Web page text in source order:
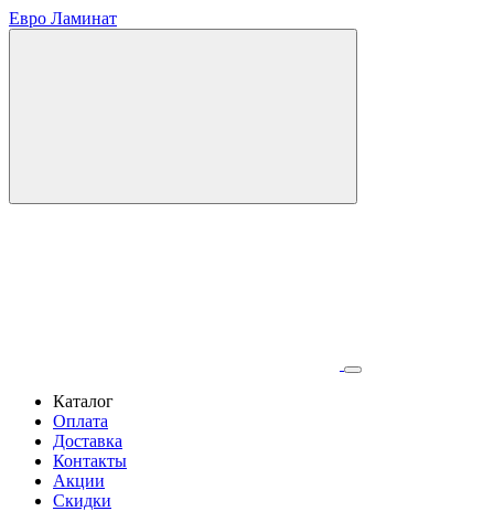
Евро Ламинат
Каталог
Оплата
Доставка
Контакты
Акции
Скидки